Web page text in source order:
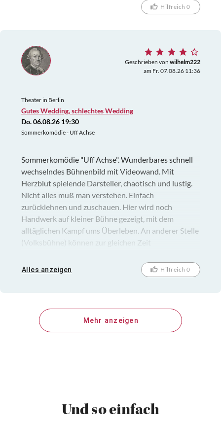
Hilfreich 0
Geschrieben von wilhelm222
am Fr. 07.08.26 11:36
Theater in Berlin
Gutes Wedding, schlechtes Wedding
Do. 06.08.26 19:30
Sommerkomödie - Uff Achse
Sommerkomödie "Uff Achse". Wunderbares schnell
wechselndes Bühnenbild mit Videowand. Mit
Herzblut spielende Darsteller, chaotisch und lustig.
Nicht alles muß man verstehen. Einfach
zurücklehnen und zuschauen. Hier wird noch
Handwerk auf kleiner Bühne gezeigt, mit dem
alltäglichen Kampf ums Überleben. An anderer Stelle
(Volksbühne) können zur gleichen Zeit
einen anderen Zweck (Pool) verballert werden.
Alles anzeigen Hilfreich 0
Mehr anzeigen
Und so einfach